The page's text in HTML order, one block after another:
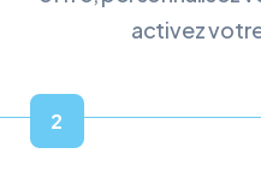
activez
2